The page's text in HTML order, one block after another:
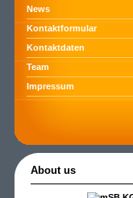
News
Kontaktformular
Kontaktdaten
Team
Impressum
About us